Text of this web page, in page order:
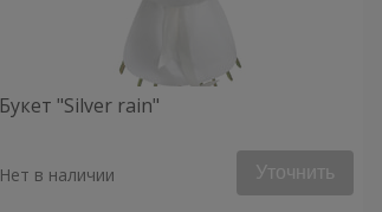
Букет "Silver rain"
Нет в наличии Уточнить